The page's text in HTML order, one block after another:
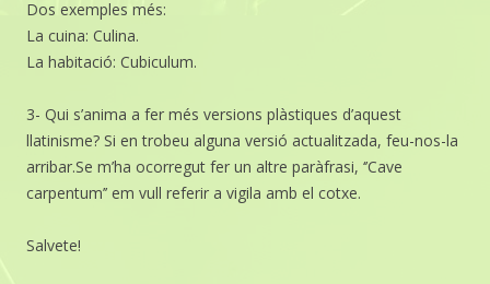
Dos exemples més:
La cuina: Culina.
La habitació: Cubiculum.
3- Qui s’anima a fer més versions plàstiques d’aquest
llatinisme? Si en trobeu alguna versió actualitzada, feu-nos-la
arribar.Se m’ha ocorregut fer un altre paràfrasi, ‘’Cave
carpentum’’ em vull referir a vigila amb el cotxe.
Salvete!